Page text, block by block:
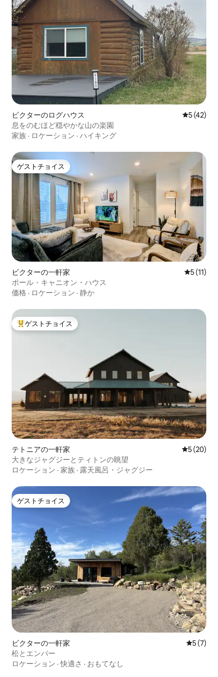
ビクターのログハウス レビュー
5 (42)
息をのむほど穏やかな山の楽園
家族 · ロケーション · ハイキング
ゲストチョイス
ゲストチョイス
ビクターの一軒家 レビュー
5 (11)
ポール・キャニオン・ハウス
価格 · ロケーション · 静か
大好評のゲストチョイスです。
ゲストチョイス
テトニアの一軒家 レビュー
5 (20)
大きなジャグジーとティトンの眺望
ロケーション · 家族 · 露天風呂・ジャグジー
ゲストチョイス
ゲストチョイス
ビクターの一軒家 レビュー
5 (7)
松とエンバー
ロケーション ·快適さ · おもてなし